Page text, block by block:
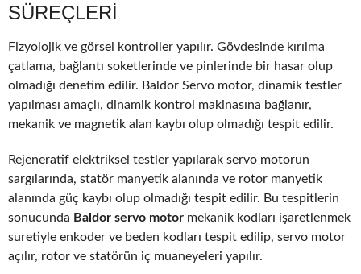
SÜREÇLERI
Fizyolojik ve görsel kontroller yapılır. Gövdesinde kırılma
çatlama, bağlantı soketlerinde ve pinlerinde bir hasar olup
olmadığı denetim edilir. Baldor Servo motor, dinamik testler
yapılması amaçlı, dinamik kontrol makinasına bağlanır,
mekanik ve magnetik alan kaybı olup olmadığı tespit edilir.
Rejeneratif elektriksel testler yapılarak servo motorun
sargılarında, statör manyetik alanında ve rotor manyetik
alanında güç kaybı olup olmadığı tespit edilir. Bu tespitlerin
sonucunda Baldor servo motor mekanik kodları işaretlenmek
suretiyle enkoder ve beden kodları tespit edilip, servo motor
açılır, rotor ve statörün iç muaneyeleri yapılır.